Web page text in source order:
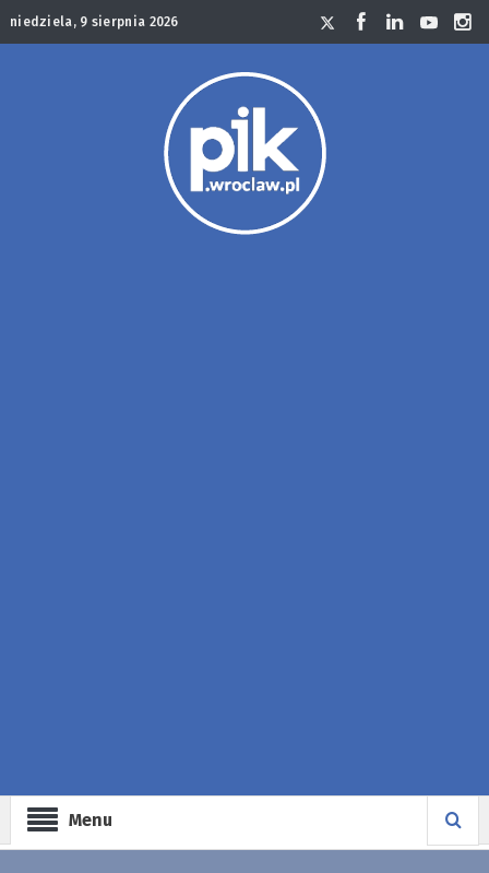
niedziela, 9 sierpnia 2026
Menu